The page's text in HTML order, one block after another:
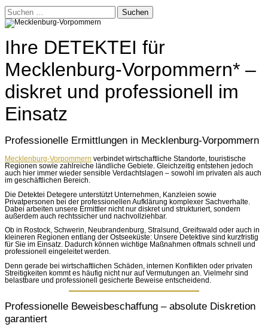
Suchen
nach:
Ihre DETEKTEI für
Mecklenburg-Vorpommern* –
diskret und professionell im
Einsatz
Professionelle Ermittlungen in Mecklenburg-Vorpommern
Mecklenburg-Vorpommern verbindet wirtschaftliche Standorte, touristische
Regionen sowie zahlreiche ländliche Gebiete. Gleichzeitig entstehen jedoch
auch hier immer wieder sensible Verdachtslagen – sowohl im privaten als auch
im geschäftlichen Bereich.
Die Detektei Detegere unterstützt Unternehmen, Kanzleien sowie
Privatpersonen bei der professionellen Aufklärung komplexer Sachverhalte.
Dabei arbeiten unsere Ermittler nicht nur diskret und strukturiert, sondern
außerdem auch rechtssicher und nachvollziehbar.
Ob in Rostock, Schwerin, Neubrandenburg, Stralsund, Greifswald oder auch in
kleineren Regionen entlang der Ostseeküste: Unsere Detektive sind kurzfristig
für Sie im Einsatz. Dadurch können wichtige Maßnahmen oftmals schnell und
professionell eingeleitet werden.
Denn gerade bei wirtschaftlichen Schäden, internen Konflikten oder privaten
Streitigkeiten kommt es häufig nicht nur auf Vermutungen an. Vielmehr sind
belastbare und professionell gesicherte Beweise entscheidend.
Professionelle Beweisbeschaffung – absolute Diskretion
garantiert